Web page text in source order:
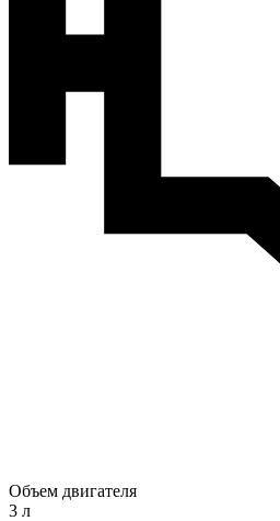
Объем двигателя
3 л